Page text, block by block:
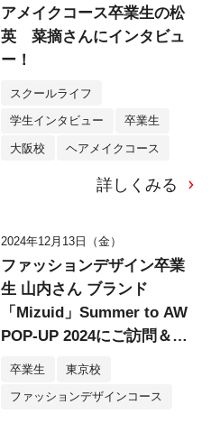
アメイクコース卒業生の松
英 菜摘さんにインタビュ
ー！
スクールライフ
学生インタビュー 卒業生
大阪校 ヘアメイクコース
詳しくみる
2024年12月13日（金）
ファッションデザイン卒業
生 山内さん ブランド
「Mizuid」Summer to AW
POP-UP 2024にご訪問＆イ
ンタビュー！
卒業生 東京校
ファッションデザインコース